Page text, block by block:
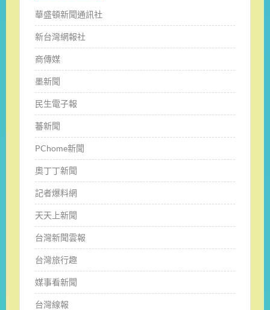
華盛頓新聞通訊社
新台灣網報社
商傳媒
墨新聞
民生電子報
蕃新聞
PChome新聞
奧丁丁新聞
記者爆料網
天天上新聞
台灣新聞雲報
台灣旅行趣
媒事看新聞
台灣線報